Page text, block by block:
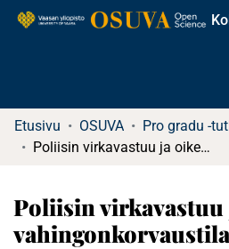
Etusivu OSUVA
Poliisin virkavastuu ja oikeusturva vahingonkorvaustilanteissa
Poliisin